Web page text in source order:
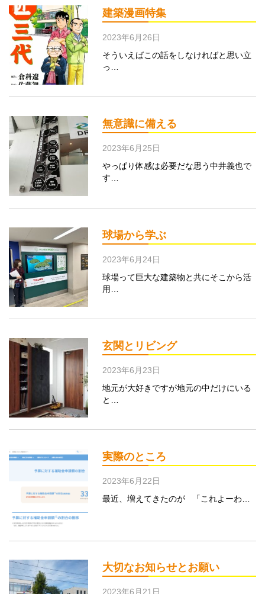
建築漫画特集
2023年6月26日
そういえばこの話をしなければと思い立
っ…
無意識に備える
2023年6月25日
やっぱり体感は必要だな思う中井義也で
す…
球場から学ぶ
2023年6月24日
球場って巨大な建築物と共にそこから活
用…
玄関とリビング
2023年6月23日
地元が大好きですが地元の中だけにいる
と…
実際のところ
2023年6月22日
最近、増えてきたのが 「これよーわ…
大切なお知らせとお願い
2023年6月21日